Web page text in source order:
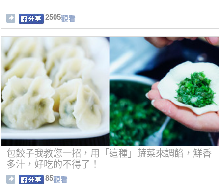
2505觀看
包餃子我教您一招，用「這種」蔬菜來調餡，鮮香
多汁，好吃的不得了！
85觀看